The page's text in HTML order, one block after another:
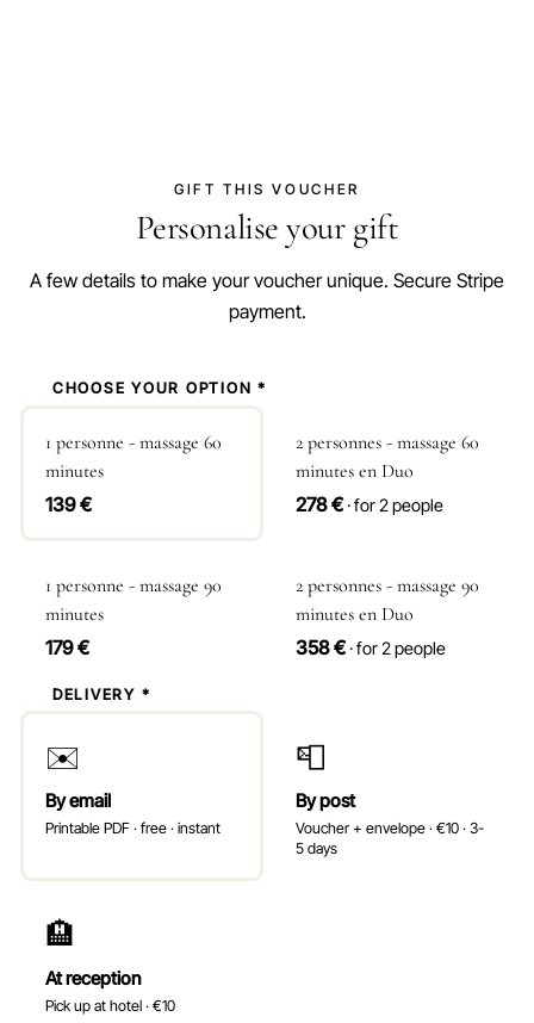
GIFT THIS VOUCHER
Personalise your gift
A few details to make your voucher unique. Secure Stripe
payment.
CHOOSE YOUR OPTION *
1 personne - massage 60
minutes
139 €
2 personnes - massage 60
minutes en Duo
278 € · for 2 people
1 personne - massage 90
minutes
179 €
2 personnes - massage 90
minutes en Duo
358 € · for 2 people
DELIVERY *
✉️
By email
Printable PDF · free · instant
📮
By post
Voucher + envelope · €10 · 3-
5 days
🏨
At reception
Pick up at hotel · €10